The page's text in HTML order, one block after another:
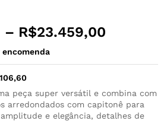
– R$23.459,00
peça super versátil e combina com
arredondados com capitonê para
e elegância, detalhes de